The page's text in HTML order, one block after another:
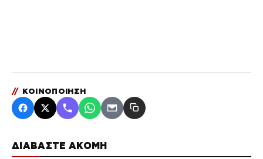
ΔΙΑΒΑΣΤΕ ΑΚΟΜΗ
// ΚΟΙΝΟΠΟΙΗΣΗ